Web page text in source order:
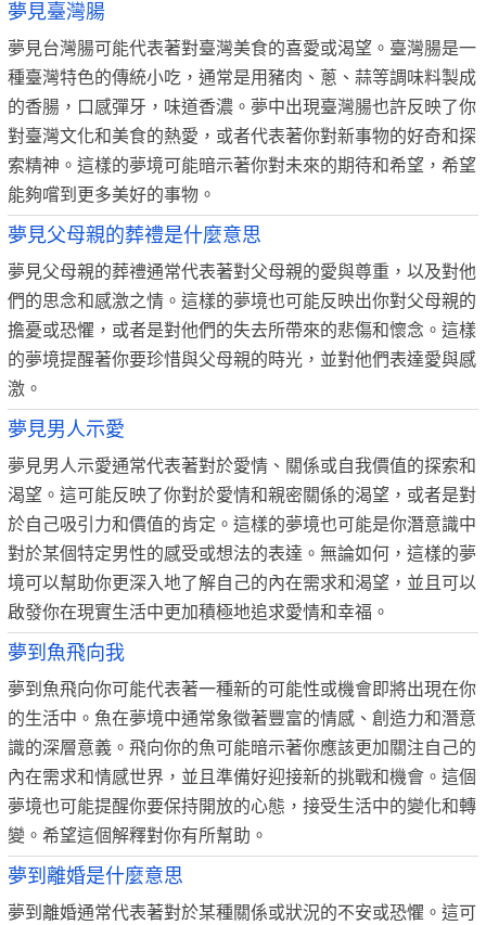
夢見臺灣腸
夢見台灣腸可能代表著對臺灣美食的喜愛或渴望。臺灣腸是一
種臺灣特色的傳統小吃，通常是用豬肉、蔥、蒜等調味料製成
的香腸，口感彈牙，味道香濃。夢中出現臺灣腸也許反映了你
對臺灣文化和美食的熱愛，或者代表著你對新事物的好奇和探
索精神。這樣的夢境可能暗示著你對未來的期待和希望，希望
能夠嚐到更多美好的事物。
夢見父母親的葬禮是什麼意思
夢見父母親的葬禮通常代表著對父母親的愛與尊重，以及對他
們的思念和感激之情。這樣的夢境也可能反映出你對父母親的
擔憂或恐懼，或者是對他們的失去所帶來的悲傷和懷念。這樣
的夢境提醒著你要珍惜與父母親的時光，並對他們表達愛與感
激。
夢見男人示愛
夢見男人示愛通常代表著對於愛情、關係或自我價值的探索和
渴望。這可能反映了你對於愛情和親密關係的渴望，或者是對
於自己吸引力和價值的肯定。這樣的夢境也可能是你潛意識中
對於某個特定男性的感受或想法的表達。無論如何，這樣的夢
境可以幫助你更深入地了解自己的內在需求和渴望，並且可以
啟發你在現實生活中更加積極地追求愛情和幸福。
夢到魚飛向我
夢到魚飛向你可能代表著一種新的可能性或機會即將出現在你
的生活中。魚在夢境中通常象徵著豐富的情感、創造力和潛意
識的深層意義。飛向你的魚可能暗示著你應該更加關注自己的
內在需求和情感世界，並且準備好迎接新的挑戰和機會。這個
夢境也可能提醒你要保持開放的心態，接受生活中的變化和轉
變。希望這個解釋對你有所幫助。
夢到離婚是什麼意思
夢到離婚通常代表著對於某種關係或狀況的不安或恐懼。這可